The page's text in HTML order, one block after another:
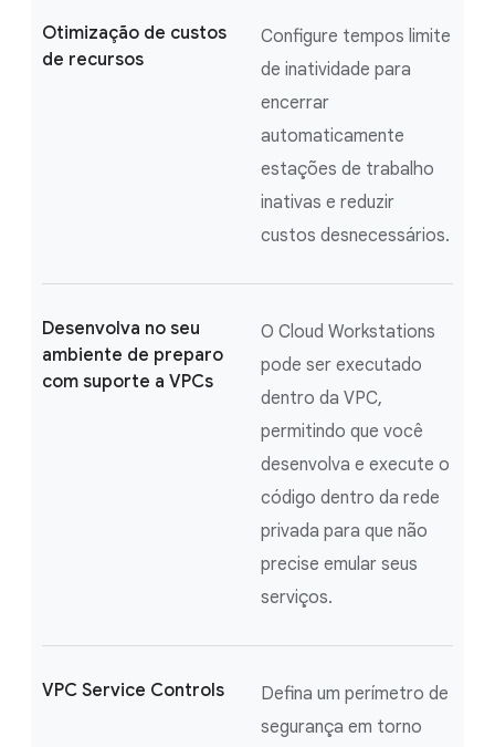
Otimização de custos
de recursos
Configure tempos limite
de inatividade para
encerrar
automaticamente
estações de trabalho
inativas e reduzir
custos desnecessários.
Desenvolva no seu
ambiente de preparo
com suporte a VPCs
O Cloud Workstations
pode ser executado
dentro da VPC,
permitindo que você
desenvolva e execute o
código dentro da rede
privada para que não
precise emular seus
serviços.
VPC Service Controls
Defina um perímetro de
segurança em torno